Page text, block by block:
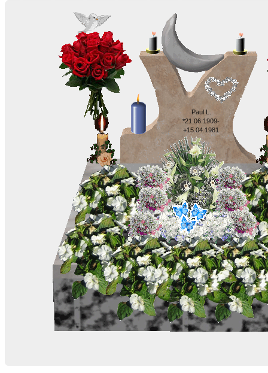
Paul L.
*21.06.1909-
+15.04.1981